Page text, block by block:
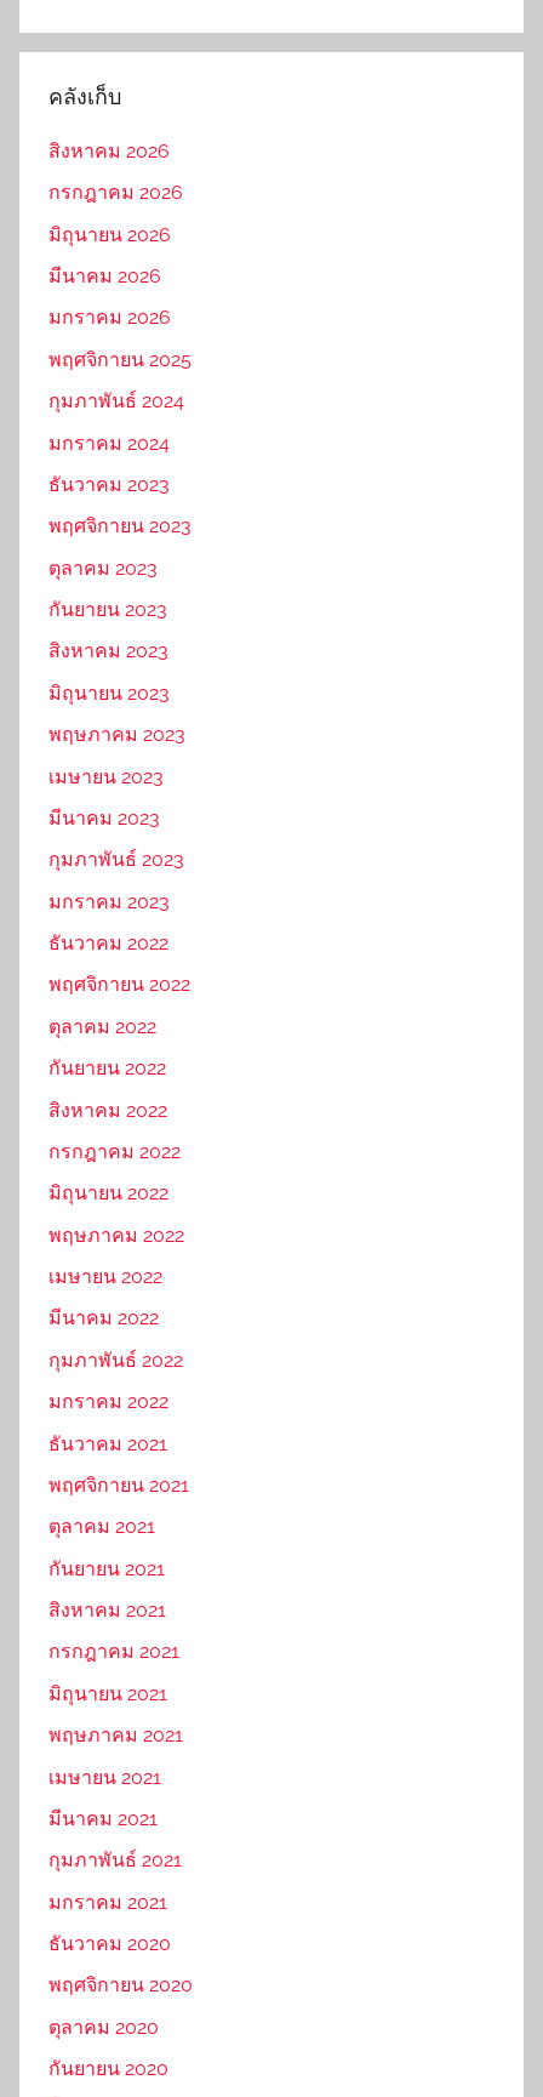
คลังเก็บ
สิงหาคม 2026
กรกฎาคม 2026
มิถุนายน 2026
มีนาคม 2026
มกราคม 2026
พฤศจิกายน 2025
กุมภาพันธ์ 2024
มกราคม 2024
ธันวาคม 2023
พฤศจิกายน 2023
ตุลาคม 2023
กันยายน 2023
สิงหาคม 2023
มิถุนายน 2023
พฤษภาคม 2023
เมษายน 2023
มีนาคม 2023
กุมภาพันธ์ 2023
มกราคม 2023
ธันวาคม 2022
พฤศจิกายน 2022
ตุลาคม 2022
กันยายน 2022
สิงหาคม 2022
กรกฎาคม 2022
มิถุนายน 2022
พฤษภาคม 2022
เมษายน 2022
มีนาคม 2022
กุมภาพันธ์ 2022
มกราคม 2022
ธันวาคม 2021
พฤศจิกายน 2021
ตุลาคม 2021
กันยายน 2021
สิงหาคม 2021
กรกฎาคม 2021
มิถุนายน 2021
พฤษภาคม 2021
เมษายน 2021
มีนาคม 2021
กุมภาพันธ์ 2021
มกราคม 2021
ธันวาคม 2020
พฤศจิกายน 2020
ตุลาคม 2020
กันยายน 2020